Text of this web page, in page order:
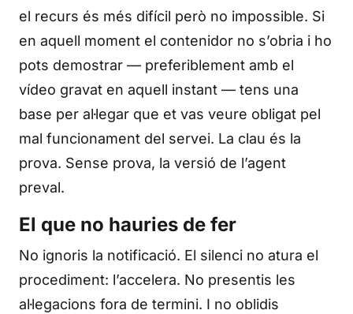
el recurs és més difícil però no impossible. Si
en aquell moment el contenidor no s’obria i ho
pots demostrar — preferiblement amb el
vídeo gravat en aquell instant — tens una
base per al·legar que et vas veure obligat pel
mal funcionament del servei. La clau és la
prova. Sense prova, la versió de l’agent
preval.
El que no hauries de fer
No ignoris la notificació. El silenci no atura el
procediment: l’accelera. No presentis les
al·legacions fora de termini. I no oblidis